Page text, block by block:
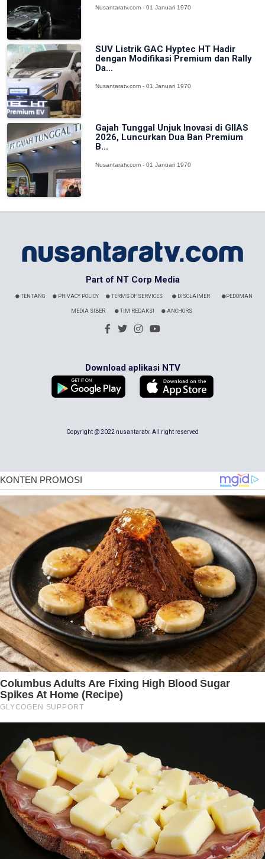
Nusantaratv.com - 01 Januari 1970
SUV Listrik GAC Hyptec HT Hadir
dengan Modifikasi Premium dan Rally
Da...
Nusantaratv.com - 01 Januari 1970
Gajah Tunggal Unjuk Inovasi di GIIAS
2026, Luncurkan Dua Ban Premium
B...
Nusantaratv.com - 01 Januari 1970
Part of NT Corp Media
TENTANG PRIVACY POLICY TERMS OF SERVICES DISCLAIMER PEDOMAN
MEDIA SIBER TIM REDAKSI ANCHORS
Download aplikasi NTV
Copyright @ 2022 nusantaratv. All right reserved